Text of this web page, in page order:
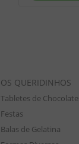
OS QUERIDINHOS
Tabletes de
Festas
Balas de Gelatina